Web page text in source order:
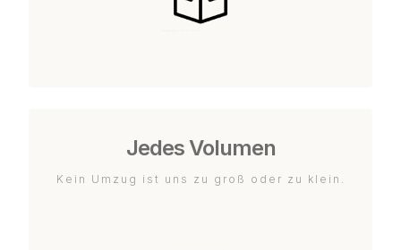
Jedes Volumen
Kein Umzug ist uns zu groß oder zu klein.